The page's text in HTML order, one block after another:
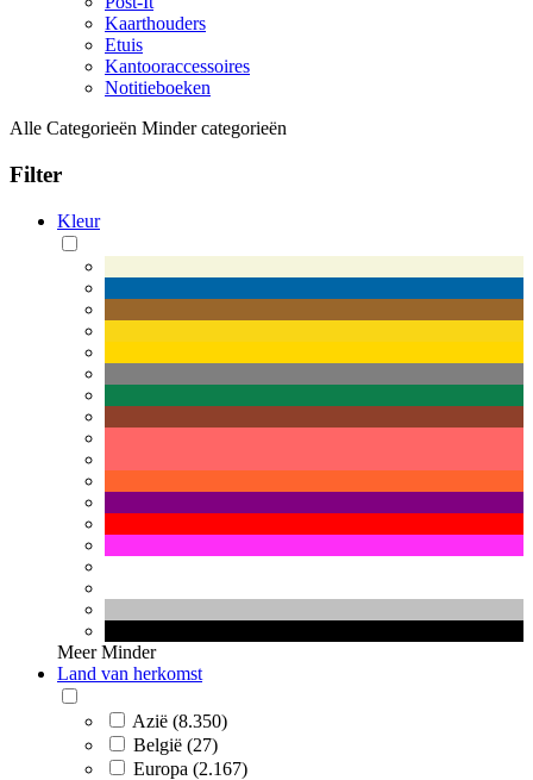
Kaarthouders
Etuis
Kantooraccessoires
Notitieboeken
Alle Categorieën Minder categorieën
Filter
Kleur
Meer Minder
Land van herkomst
Azië (8.350)
België (27)
Europa (2.167)